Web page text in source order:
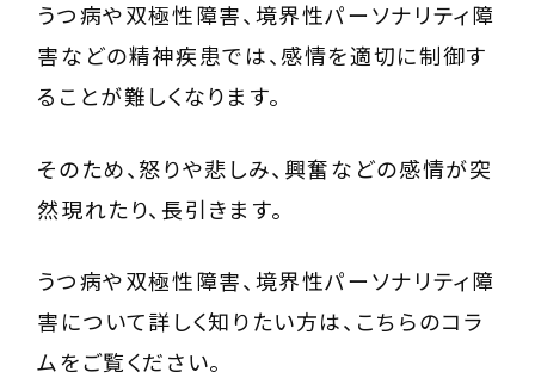
うつ病や双極性障害、境界性パーソナリティ障
害などの精神疾患では、感情を適切に制御す
ることが難しくなります。
そのため、怒りや悲しみ、興奮などの感情が突
然現れたり、長引きます。
うつ病や双極性障害、境界性パーソナリティ障
害について詳しく知りたい方は、こちらのコラ
ムをご覧ください。